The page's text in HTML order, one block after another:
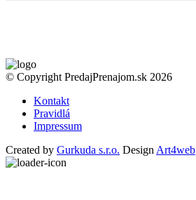
© Copyright PredajPrenajom.sk 2026
Kontakt
Pravidlá
Impressum
Created by Gurkuda s.r.o. Design Art4web